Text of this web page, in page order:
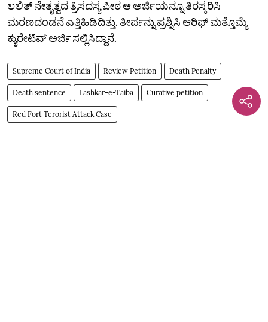
ಲಲಿತ್ ನೇತೃತ್ವದ ತ್ರಿಸದಸ್ಯ ಪೀಠ ಆ ಅರ್ಜಿಯನ್ನೂ ತಿರಸ್ಕರಿಸಿ
ಮರಣದಂಡನೆ ಎತ್ತಿಹಿಡಿದಿತ್ತು. ತೀರ್ಪನ್ನು ಪ್ರಶ್ನಿಸಿ ಆರಿಫ್‌ ಮತ್ತೊಮ್ಮೆ
ಕ್ಯುರೇಟಿವ್‌ ಅರ್ಜಿ ಸಲ್ಲಿಸಿದ್ದಾನೆ.
Supreme Court of India Review Petition Death Penalty
Death sentence Lashkar-e-Taiba Curative petition
Red Fort Terorist Attack Case